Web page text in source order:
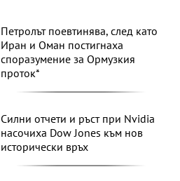
Петролът поевтинява, след като
Иран и Оман постигнаха
споразумение за Ормузкия
проток*
Силни отчети и ръст при Nvidia
насочиха Dow Jones към нов
исторически връх